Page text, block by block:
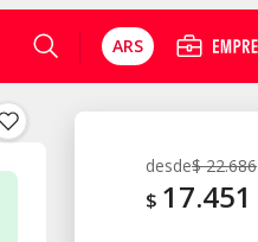
ARS
desde$ 22.686
$ 17.451